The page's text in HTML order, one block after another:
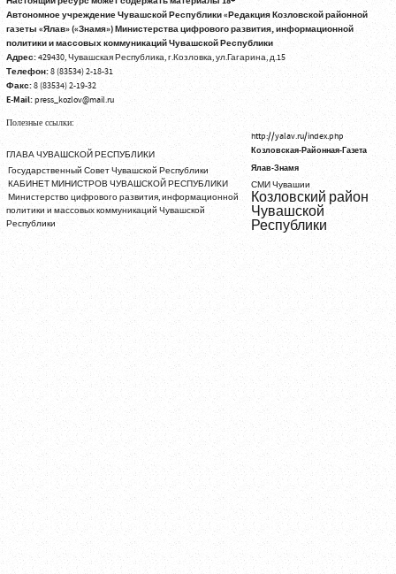
Автономное учреждение Чувашской Республики «Редакция Козловской районной
газеты «Ялав» («Знамя») Министерства цифрового развития, информационной
политики и массовых коммуникаций Чувашской Республики
Адрес:429430, Чувашская Республика, г.Козловка, ул.Гагарина, д.15
Телефон:8 (83534) 2-18-31
Факс:8 (83534) 2-19-32
E-Mail:press_kozlov@mail.ru
Полезные ссылки:
ГЛАВА ЧУВАШСКОЙ РЕСПУБЛИКИ
Государственный Совет Чувашской Республики
КАБИНЕТ МИНИСТРОВ ЧУВАШСКОЙ РЕСПУБЛИКИ
Министерство цифрового развития, информационной
политики и массовых коммуникаций Чувашской
Республики
http://yalav.ru/index.php
Козловская-Районная-Газета
Ялав-Знамя
СМИ Чувашии
Козловский район
Чувашской
Республики